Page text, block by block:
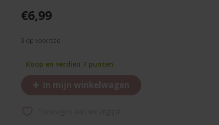
€6,99
3 op voorraad
Koop en verdien 7 punten
+ In mijn winkelwagen